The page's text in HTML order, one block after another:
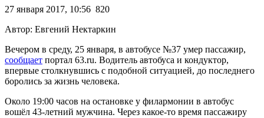
27 января 2017, 10:56 820
Автор: Евгений Нектаркин
Вечером в среду, 25 января, в автобусе №37 умер пассажир,
сообщает портал 63.ru. Водитель автобуса и кондуктор,
впервые столкнувшись с подобной ситуацией, до последнего
боролись за жизнь человека.
Около 19:00 часов на остановке у филармонии в автобус
вошёл 43-летний мужчина. Через какое-то время пассажиру